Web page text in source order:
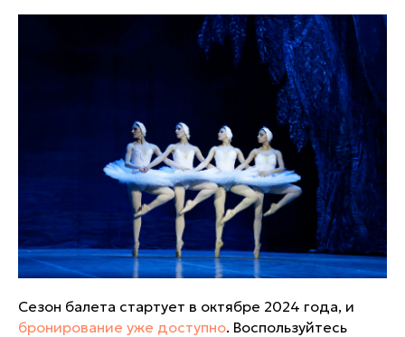
Сезон балета стартует в октябре 2024 года, и
бронирование уже доступно. Воспользуйтесь